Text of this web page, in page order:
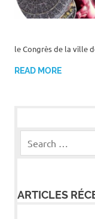
le Congrès de la ville
READ MORE
ARTICLES